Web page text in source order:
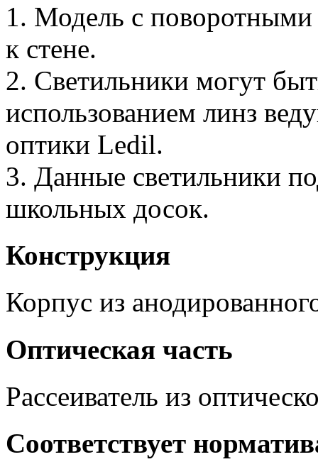
1. Модель с
к стене.
2. Светильники могут
использованием линз
оптики Ledil.
3. Данные светильники
школьных досок.
Конструкция
Корпус из
Оптическая часть
Рассеиватель из
Соответствует